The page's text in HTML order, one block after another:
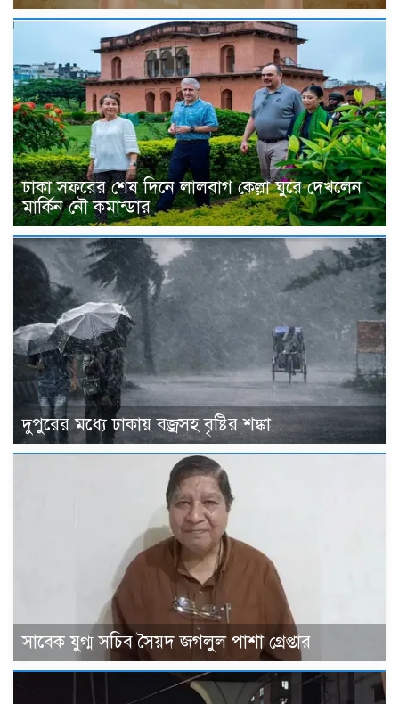
ঢাকা সফরের শেষ দিনে লালবাগ কেল্লা ঘুরে দেখলেন
মার্কিন নৌ কমান্ডার
দুপুরের মধ্যে ঢাকায় বজ্রসহ বৃষ্টির শঙ্কা
সাবেক যুগ্ম সচিব সৈয়দ জগলুল পাশা গ্রেপ্তার